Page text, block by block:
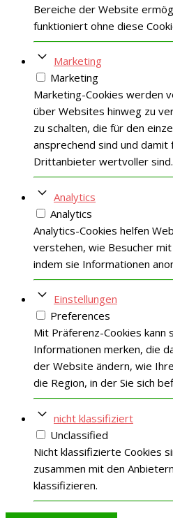
Bereiche der Website
funktioniert ohne diese
Marketing
Marketing
Marketing-Cookies werden
über Websites hinweg zu
zu schalten, die für den
ansprechend sind und damit
Drittanbieter wertvoller sind.
Analytics
Analytics
Analytics-Cookies helfen
verstehen, wie Besucher
indem sie Informationen
Einstellungen
Preferences
Mit Präferenz-Cookies kann
Informationen merken, die
der Website ändern, wie
die Region, in der Sie sich
nicht klassifiziert
Unclassified
Nicht klassifizierte Cookies
zusammen mit den
klassifizieren.